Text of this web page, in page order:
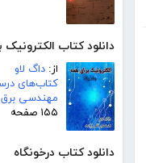
دانلود کتاب
از: داگ لاو
کتاب‌های
مهندسی برق
۱۵۵ صفحه
دانلود کتاب درخونگاه